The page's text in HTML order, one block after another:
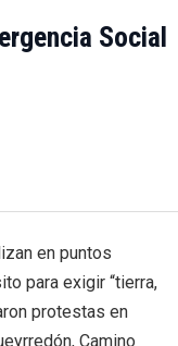
Social
en puntos
para exigir “tierra,
protestas en
Camino